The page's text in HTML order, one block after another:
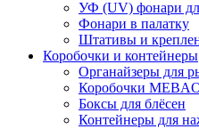
УФ (UV) фонари
Фонари в палатку
Штативы и
Коробочки и контейнеры
Органайзеры для
Коробочки
Боксы для блёсен
Контейнеры для